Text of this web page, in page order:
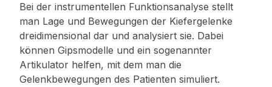
Bei der instrumentellen Funktionsanalyse stellt
man Lage und Bewegungen der Kiefergelenke
dreidimensional dar und analysiert sie. Dabei
können Gipsmodelle und ein sogenannter
Artikulator helfen, mit dem man die
Gelenkbewegungen des Patienten simuliert.